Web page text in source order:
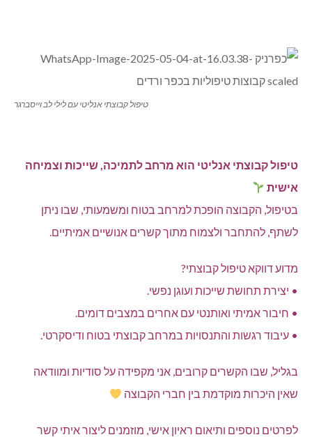
טיפול קבוצתי אנליטי עם לילי לב וייסברגר
טיפול קבוצתי אנליטי הוא מרחב לתמיכה, שייכות וצמיחה
אישית
בטיפול, הקבוצה הופכת למרחב בטוח ומשמעותי, שבו ניתן
לשתף, להתחבר ולצמוח מתוך קשרים אנושיים אמיתיים.
מדוע דווקא טיפול קבוצתי?
• יצירת תחושת שייכות ועוגן נפשי.
• חיבור אמיתי ואותנטי עם אחרים במצבים דומים.
• עיבוד רגשות והתנסויות במרחב קבוצתי בטוח ודיסקרטי.
בגליל, שבו הקשרים קרובים, אני מקפידה על סודיות ומוודאה
שאין היכרות מוקדמת בין חברי הקבוצה
לפרטים נוספים ותיאום ראיון אישי, מוזמנים ליצור איתי קשר